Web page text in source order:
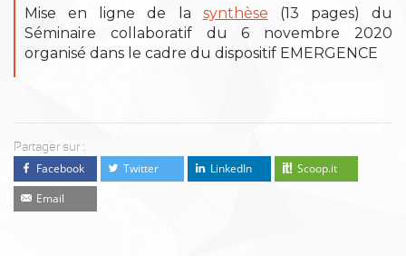
Mise en ligne de la synthèse (13 pages) du
Séminaire collaboratif du 6 novembre 2020
organisé dans le cadre du dispositif EMERGENCE
Partager sur :
Facebook Twitter LinkedIn
Scoop.it
Email